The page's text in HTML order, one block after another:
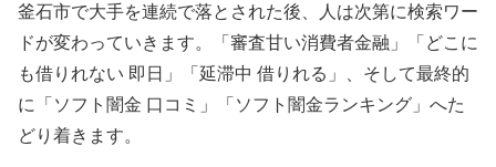
釜石市で大手を連続で落とされた後、人は次第に検索ワー
ドが変わっていきます。「審査甘い消費者金融」「どこに
も借りれない 即日」「延滞中 借りれる」、そして最終的
に「ソフト闇金 口コミ」「ソフト闇金ランキング」へた
どり着きます。